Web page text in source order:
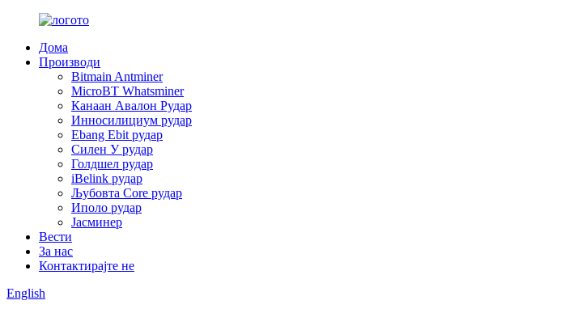
Дома
Производи
Bitmain Antminer
MicroBT Whatsminer
Канаан Авалон Рудар
Инносилициум рудар
Ebang Ebit рудар
Силен У рудар
Голдшел рудар
iBelink рудар
Љубовта Core рудар
Иполо рудар
Јасминер
Вести
За нас
Контактирајте не
English